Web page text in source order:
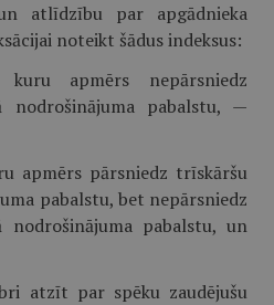
atlīdzību par apgādnieka
noteikt šādus indeksus:
apmērs nepārsniedz
nodrošinājuma pabalstu, —
apmērs pārsniedz trīskāršu
pabalstu, bet nepārsniedz
nodrošinājuma pabalstu, un
atzīt par spēku zaudējušu